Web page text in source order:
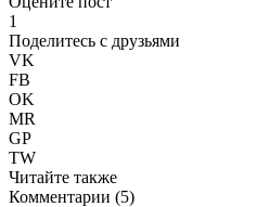
1
Поделитесь с друзьями
VK
FB
OK
MR
GP
TW
Читайте также
Комментарии (5)